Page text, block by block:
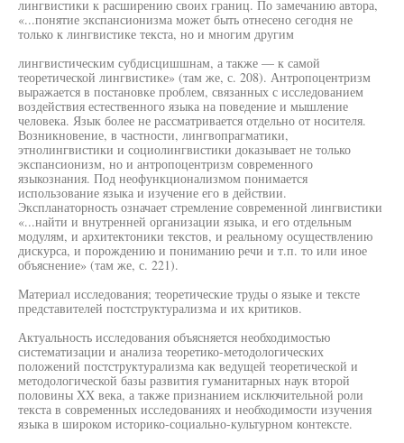
лингвистики к расширению своих границ. По замечанию автора,
«...понятие экспансионизма может быть отнесено сегодня не
только к лингвистике текста, но и многим другим
лингвистическим субдисцишшнам, а также — к самой
теоретической лингвистике» (там же, с. 208). Антропоцентризм
выражается в постановке проблем, связанных с исследованием
воздействия естественного языка на поведение и мышление
человека. Язык более не рассматривается отдельно от носителя.
Возникновение, в частности, лингвопрагматики,
этнолингвистики и социолингвистики доказывает не только
экспансионизм, но и антропоцентризм современного
языкознания. Под неофункционализмом понимается
использование языка и изучение его в действии.
Экспланаторность означает стремление современной лингвистики
«...найти и внутренней организации языка, и его отдельным
модулям, и архитектоники текстов, и реальному осуществлению
дискурса, и порождению и пониманию речи и т.п. то или иное
объяснение» (там же, с. 221).
Материал исследования; теоретические труды о языке и тексте
представителей постструктурализма и их критиков.
Актуальность исследования объясняется необходимостью
систематизации и анализа теоретико-методологических
положений постструктурализма как ведущей теоретической и
методологической базы развития гуманитарных наук второй
половины XX века, а также признанием исключительной роли
текста в современных исследованиях и необходимости изучения
языка в широком историко-социально-культурном контексте.